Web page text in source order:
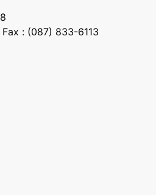
: (087) 833-6113